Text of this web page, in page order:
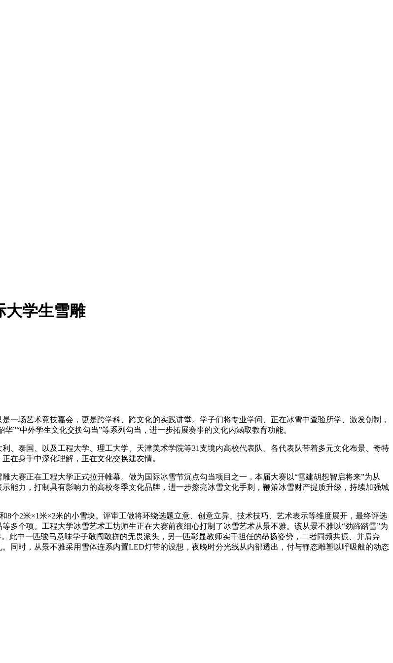
大学生雪雕
场艺术竞技嘉会，更是跨学科、跨文化的实践讲堂。学子们将专业学问、正在冰雪中查验所学、激发创制，
”“中外学生文化交换勾当”等系列勾当，进一步拓展赛事的文化内涵取教育功能。
泰国、以及工程大学、理工大学、天津美术学院等31支境内高校代表队。各代表队带着多元文化布景、奇特
在身手中深化理解，正在文化交换建友情。
赛正在工程大学正式拉开帷幕。做为国际冰雪节沉点勾当项目之一，本届大赛以“雪建胡想智启将来”为从
能力，打制具有影响力的高校冬季文化品牌，进一步擦亮冰雪文化手刺，鞭策冰雪财产提质升级，持续加强城
2米×1米×2米的小雪块。评审工做将环绕选题立意、创意立异、技术技巧、艺术表示等维度展开，最终评选
多个项。工程大学冰雪艺术工坊师生正在大赛前夜细心打制了冰雪艺术从景不雅。该从景不雅以“劲蹄踏雪”为
此中一匹骏马意味学子敢闯敢拼的无畏派头，另一匹彰显教师实干担任的昂扬姿势，二者同频共振、并肩奔
同时，从景不雅采用雪体连系内置LED灯带的设想，夜晚时分光线从内部透出，付与静态雕塑以呼吸般的动态